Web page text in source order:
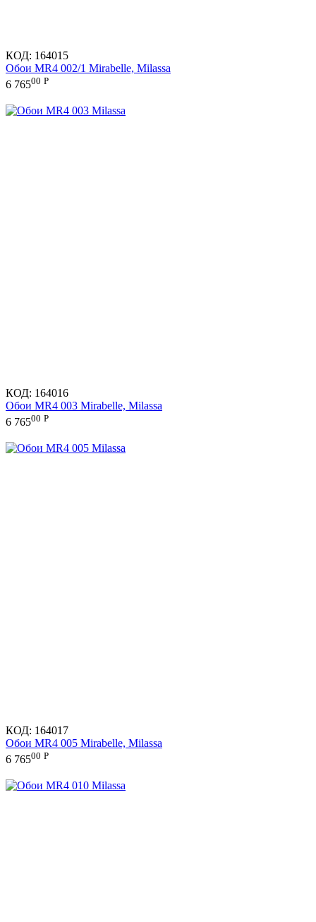
КОД: 164015
Обои MR4 002/1 Mirabelle, Milassa
6 76500 Р
КОД: 164016
Обои MR4 003 Mirabelle, Milassa
6 76500 Р
КОД: 164017
Обои MR4 005 Mirabelle, Milassa
6 76500 Р